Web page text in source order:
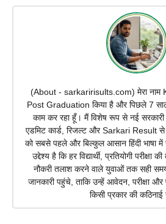
(About - sarkaririsults.com) मेरा
Post Graduation किया है और पिछले 7
काम कर रहा हूँ। मैं विशेष रूप से नई
एडमिट कार्ड, रिजल्ट और Sarkari Result से
को सबसे पहले और बिल्कुल आसान हिंदी भाषा में
उद्देश्य है कि हर विद्यार्थी, प्रतियोगी परीक्षा
नौकरी तलाश करने वाले युवाओं तक सही
जानकारी पहुंचे, ताकि उन्हें आवेदन, परीक्षा और
किसी प्रकार की कठिनाई